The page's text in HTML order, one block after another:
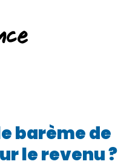
barème de
le revenu ?